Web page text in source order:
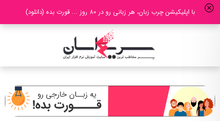
با اپلیکیشن چرب زبان، هر زبانی رو در 80 روز ... قورت بده (دانلود)